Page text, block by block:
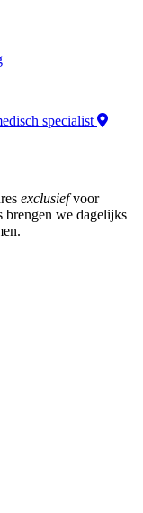
specialist
exclusiefvoor
brengen we dagelijks